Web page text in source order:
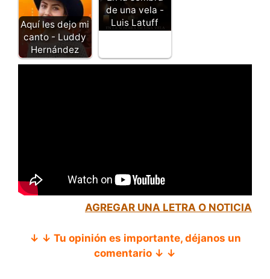
Aquí les dejo mi
canto - Luddy
Hernández
de una vela -
Luis Latuff
AGREGAR UNA LETRA O NOTICIA
↓ ↓ Tu opinión es importante, déjanos un
comentario ↓ ↓